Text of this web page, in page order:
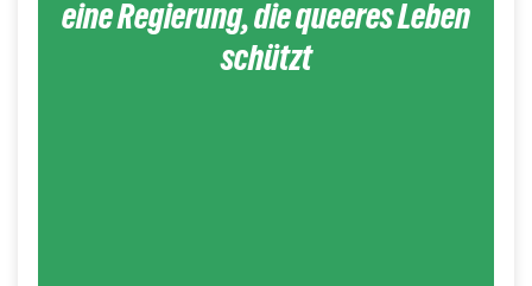
eine Regierung, die queeres Leben
schützt